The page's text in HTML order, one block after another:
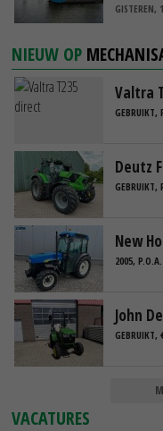
GISTEREN,
NIEUW OP
Valtra
GEBRUIKT,
Deutz
GEBRUIKT,
New
2005, P.O.A.
John
GEBRUIKT,
VACATURES